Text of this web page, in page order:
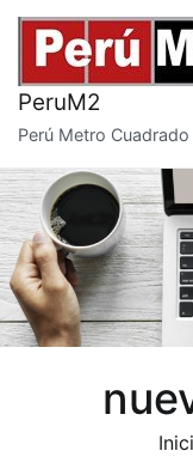
Saltar
contenido
PeruM2
Perú Metro Cuadrado